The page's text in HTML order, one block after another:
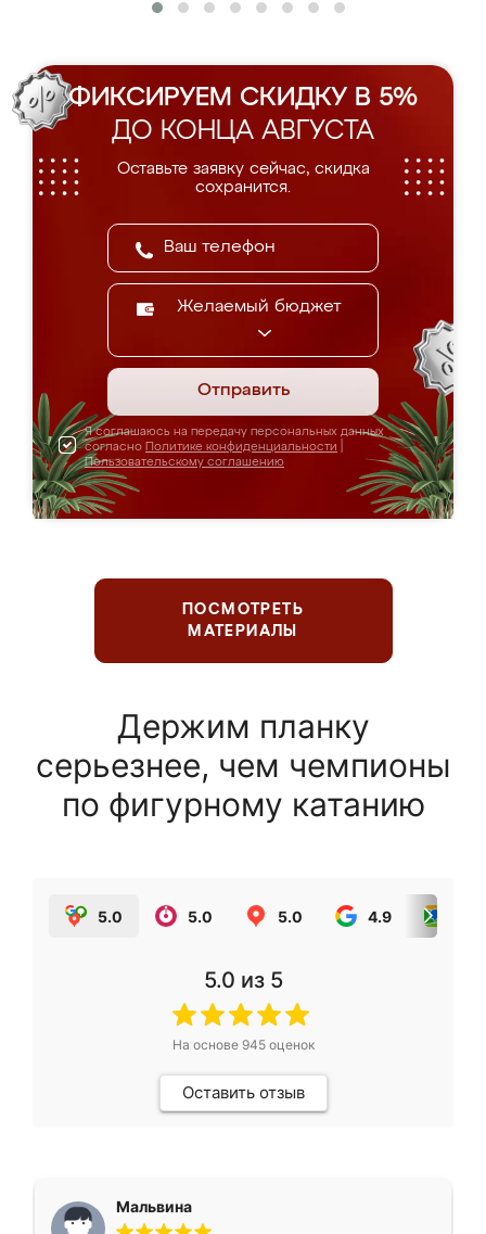
ФИКСИРУЕМ СКИДКУ В 5%
ДО КОНЦА АВГУСТА
Оставьте заявку сейчас, скидка
сохранится.
Желаемый бюджет
Отправить
Я соглашаюсь на передачу персональных данных
согласно Политике конфиденциальности
Пользовательскому соглашению
ПОСМОТРЕТЬ
МАТЕРИАЛЫ
Держим планку
серьезнее, чем чемпионы
по фигурному катанию
5.0 5.0 5.0 4.9
5.0 из 5
На основе 945оценок
Оставить отзыв
Мальвина